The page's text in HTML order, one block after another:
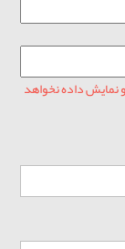
داده نخواهد